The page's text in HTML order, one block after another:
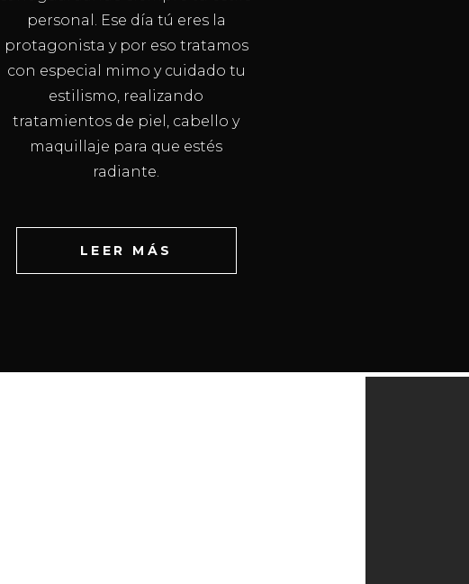
personal. Ese día tú eres la
protagonista y por eso tratamos
con especial mimo y cuidado tu
estilismo, realizando
tratamientos de piel, cabello y
maquillaje para que estés
radiante.
LEER MÁS